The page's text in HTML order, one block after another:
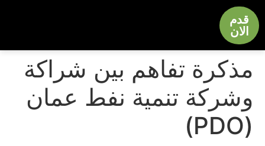
قدم
الان
مذكرة تفاهم بين شراكة
وشركة تنمية نفط عمان
(PDO)